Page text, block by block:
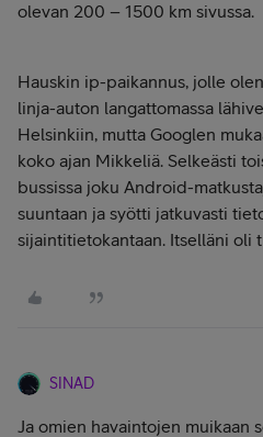
olevan 200 – 1500 km sivussa.
Hauskin ip-paikannus, jolle
linja-auton langattomassa
Helsinkiin, mutta Googlen
koko ajan Mikkeliä. Selkeästi
bussissa joku Android-
suuntaan ja syötti jatkuvasti
sijaintitietokantaan. Itselläni oli
SINAD
Ja omien havaintojen muikaan